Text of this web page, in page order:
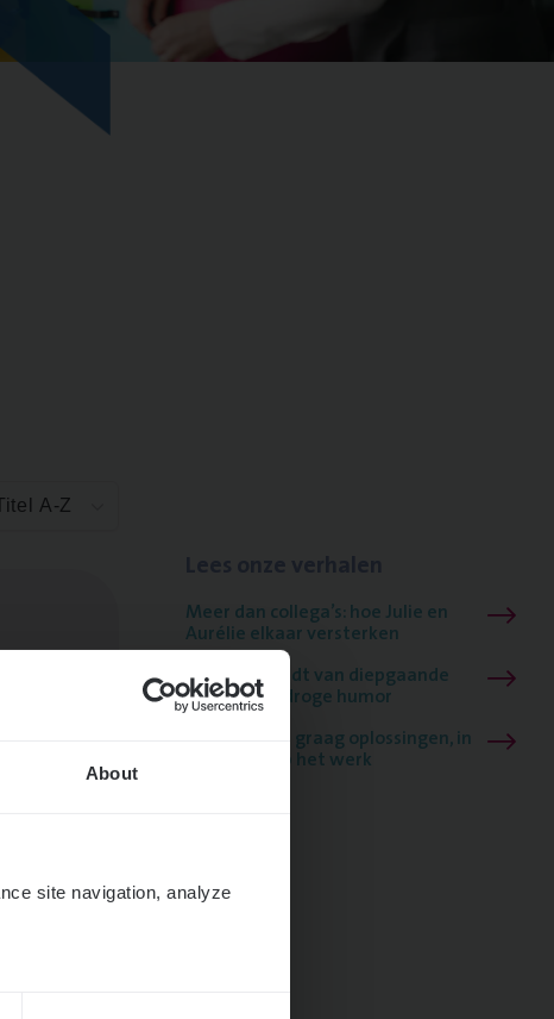
About
site navigation, analyze
A-Z
Meer dan collega’s: hoe Julie en
Aurélie elkaar versterken
Mathias houdt van diepgaande
dossiers én droge humor
Thalia zoekt graag oplossingen, in
games én op het werk